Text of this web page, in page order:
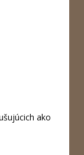
ako